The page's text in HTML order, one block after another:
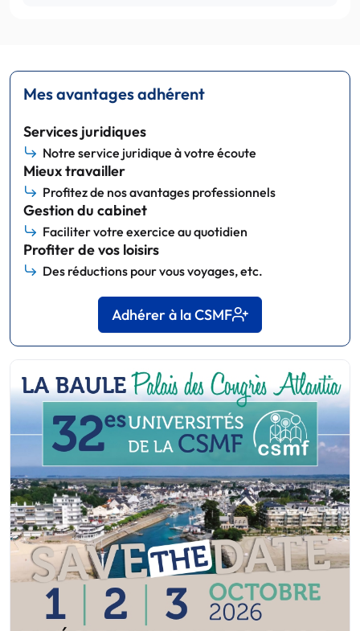
Mes avantages adhérent
Services juridiques
Notre service juridique à votre écoute
Mieux travailler
Profitez de nos avantages professionnels
Gestion du cabinet
Faciliter votre exercice au quotidien
Profiter de vos loisirs
Des réductions pour vous voyages, etc.
Adhérer à la CSMF